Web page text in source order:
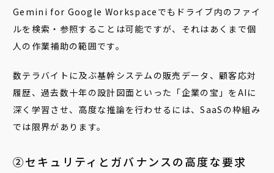
Gemini for Google Workspaceでもドライブ内のファイ
ルを検索・参照することは可能ですが、それはあくまで個
人の作業補助の範囲です。
数テラバイトに及ぶ基幹システムの販売データ、顧客応対
履歴、過去数十年の設計図面といった「企業の宝」をAIに
深く学習させ、高度な推論を行わせるには、SaaSの枠組み
では限界があります。
②セキュリティとガバナンスの高度な要求